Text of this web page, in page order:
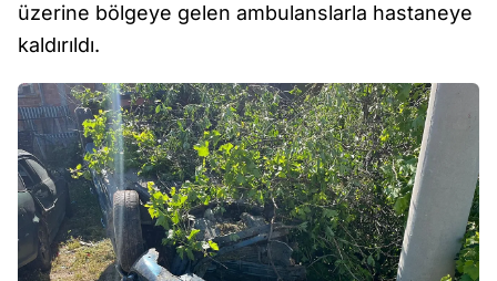
üzerine bölgeye gelen ambulanslarla hastaneye
kaldırıldı.